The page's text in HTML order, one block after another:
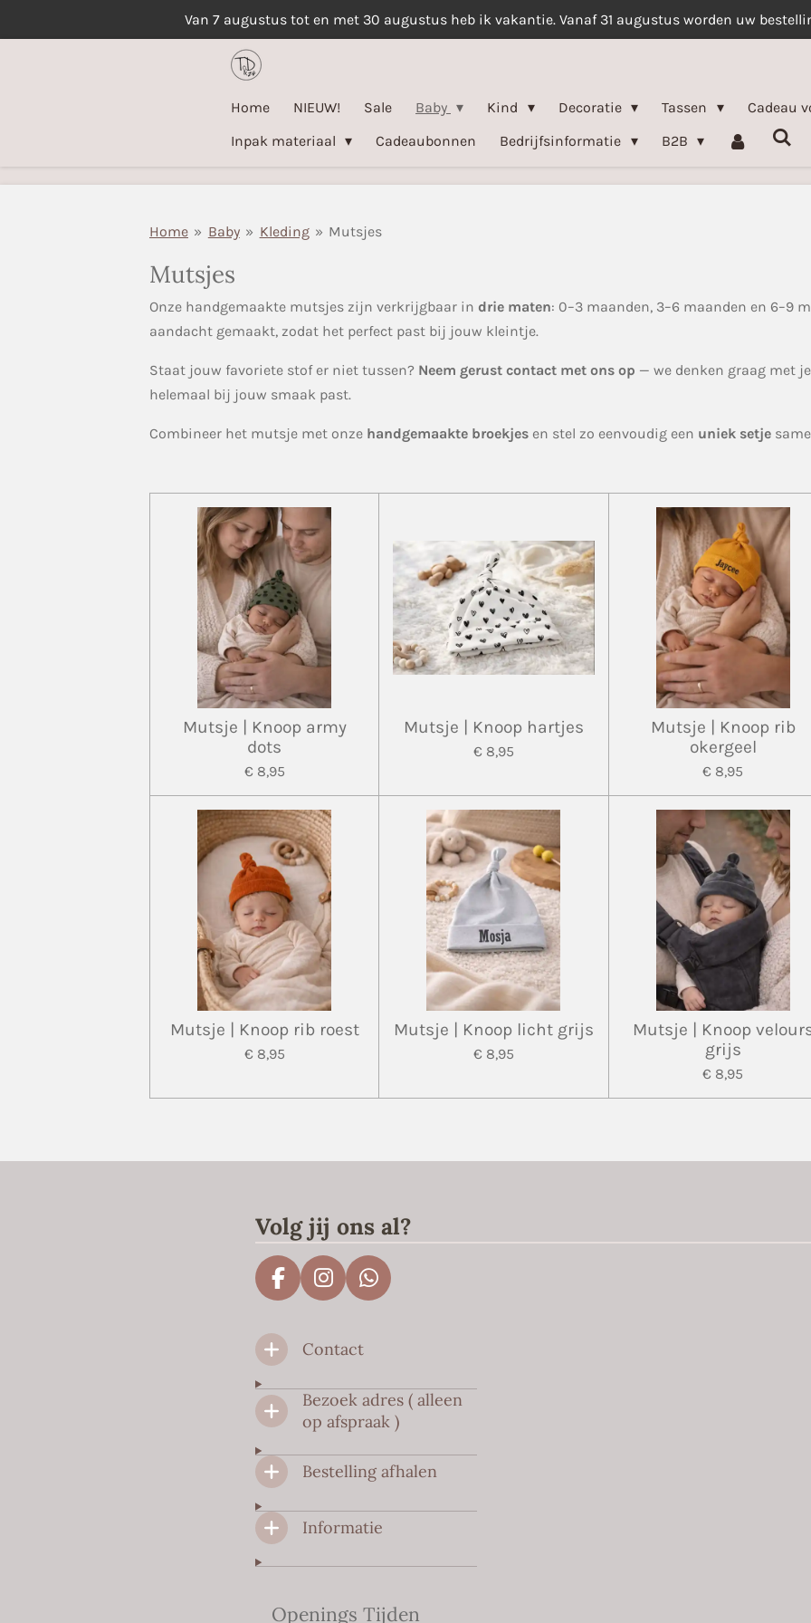
Van 7 augustus tot en met 30 augustus heb ik vakantie. Vanaf 31 augustus worden uw
Home NIEUW! Sale Baby Kind Decoratie Tassen
Cadeau
Inpak materiaal
Cadeaubonnen Bedrijfsinformatie B2B
Home » Baby » Kleding » Mutsjes
Mutsjes
Onze handgemaakte mutsjes zijn verkrijgbaar in drie maten: 0–3 maanden, 3–6 maanden en 6–9
aandacht gemaakt, zodat het perfect past bij jouw kleintje.
Staat jouw favoriete stof er niet tussen? Neem gerust contact met ons op — we denken graag met
helemaal bij jouw smaak past.
Combineer het mutsje met onze handgemaakte broekjes en stel zo eenvoudig een uniek setje
Mutsje | Knoop army
dots
€ 8,95
Mutsje | Knoop hartjes
€ 8,95
Mutsje | Knoop rib
okergeel
€ 8,95
Mutsje | Knoop rib roest
€ 8,95
Mutsje | Knoop licht grijs
€ 8,95
Mutsje | Knoop
grijs
€ 8,95
Volg jij ons al?
F
c
e
o
o
I
t
g
r
m
W
A
p
Contact
Bezoek adres ( alleen
op afspraak )
Bestelling afhalen
Informatie
Openings Tijden